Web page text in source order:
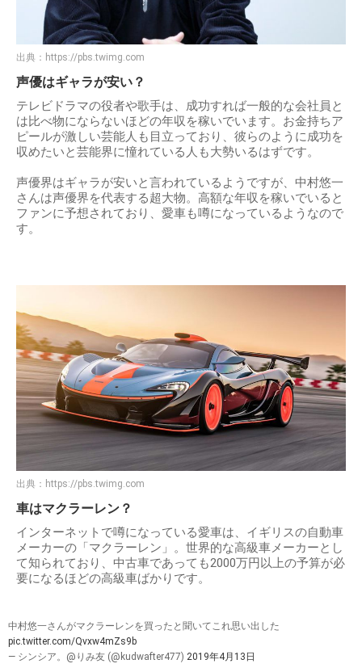
出典： https://pbs.twimg.com
声優はギャラが安い？
テレビドラマの役者や歌手は、成功すれば一般的な会社員と
は比べ物にならないほどの年収を稼いでいます。お金持ちア
ピールが激しい芸能人も目立っており、彼らのように成功を
収めたいと芸能界に憧れている人も大勢いるはずです。
声優界はギャラが安いと言われているようですが、中村悠一
さんは声優界を代表する超大物。高額な年収を稼いでいると
ファンに予想されており、愛車も噂になっているようなので
す。
出典： https://pbs.twimg.com
車はマクラーレン？
インターネットで噂になっている愛車は、イギリスの自動車
メーカーの「マクラーレン」。世界的な高級車メーカーとし
て知られており、中古車であっても2000万円以上の予算が必
要になるほどの高級車ばかりです。
中村悠一さんがマクラーレンを買ったと聞いてこれ思い出した
pic.twitter.com/Qvxw4mZs9b
— シンシア。@りみ友 (@kudwafter477) 2019年4月13日